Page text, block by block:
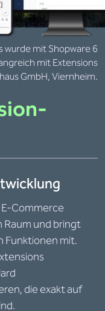
wurde mit Shopware 6
mit Extensions
GmbH, Viernheim.
Commerce
und bringt
Funktionen mit.
die exakt auf